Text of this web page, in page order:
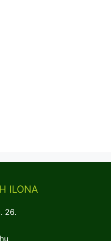
ILONA
26.